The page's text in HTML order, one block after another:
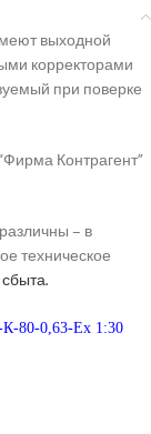
выходной
корректорами
при поверке
Контрагент”
– в
техническое
К-80-0,63-Ех 1:30